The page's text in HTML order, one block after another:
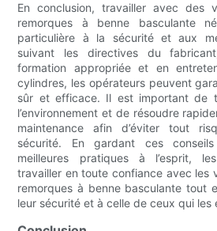
En conclusion, travailler avec des
remorques à benne basculante
particulière à la sécurité et aux
suivant les directives du
formation appropriée et en
cylindres, les opérateurs peuvent
sûr et efficace. Il est important de
l’environnement et de résoudre
maintenance afin d’éviter tout
sécurité. En gardant ces
meilleures pratiques à l’esprit,
travailler en toute confiance avec les
remorques à benne basculante tout
leur sécurité et à celle de ceux qui les